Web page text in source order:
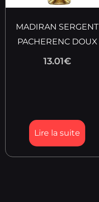
MADIRAN SERGENT
PACHERENC DOUX
13.01€
Lire la suite